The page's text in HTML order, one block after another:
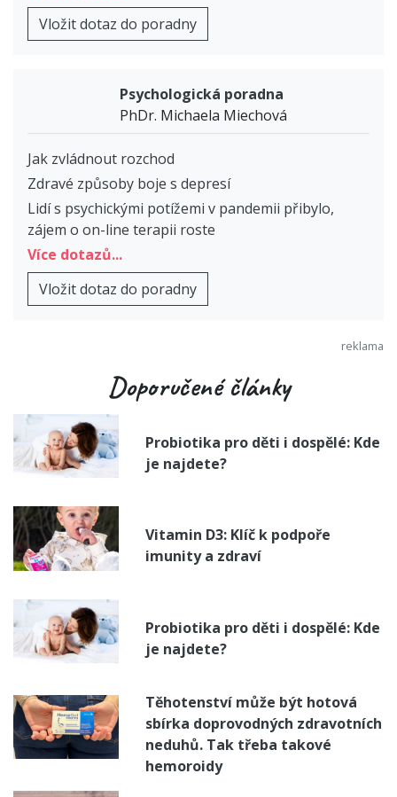
Vložit dotaz do poradny
Psychologická poradna
PhDr. Michaela Miechová
Jak zvládnout rozchod
Zdravé způsoby boje s depresí
Lidí s psychickými potížemi v pandemii přibylo,
zájem o on-line terapii roste
Více dotazů...
Vložit dotaz do poradny
Doporučené články
Probiotika pro děti i dospělé: Kde
je najdete?
Vitamin D3: Klíč k podpoře
imunity a zdraví
Probiotika pro děti i dospělé: Kde
je najdete?
Těhotenství může být hotová
sbírka doprovodných zdravotních
neduhů. Tak třeba takové
hemoroidy